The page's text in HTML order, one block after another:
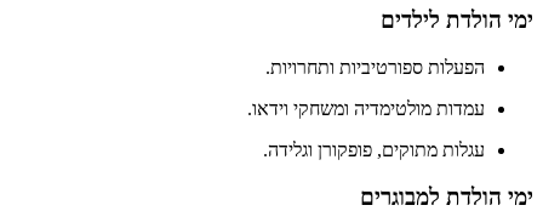
ימי הולדת לילדים
הפעלות ספורטיביות ותחרויות.
עמדות מולטימדיה ומשחקי וידאו.
עגלות מתוקים, פופקורן וגלידה.
ימי הולדת למבוגרים